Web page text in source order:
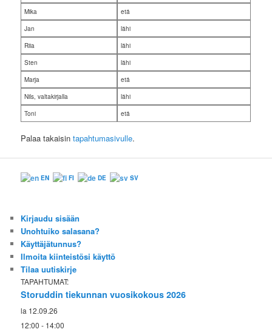
Mika
etä
Jan
lähi
Riia
lähi
Sten
lähi
Marja
etä
Nils, valtakirjalla
lähi
Toni
etä
Palaa takaisintapahtumasivulle.
EN FI DE SV
Kirjaudu sisään
Unohtuiko salasana?
Käyttäjätunnus?
Ilmoita kiinteistösi käyttö
Tilaa uutiskirje
TAPAHTUMAT:
Storuddin tiekunnan vuosikokous 2026
la 12.09.26
12:00 - 14:00